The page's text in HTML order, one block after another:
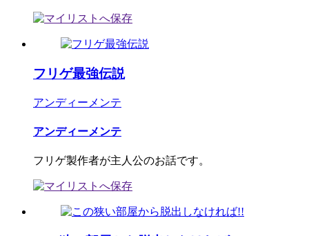
フリゲ最強伝説
アンディーメンテ
アンディーメンテ
フリゲ製作者が主人公のお話です。